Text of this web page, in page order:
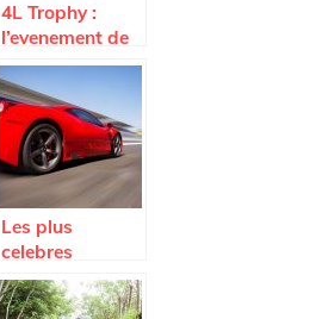
4L Trophy :
l’evenement de
sport auto a ne
pas manquer
Les plus
celebres
voitures de
legende